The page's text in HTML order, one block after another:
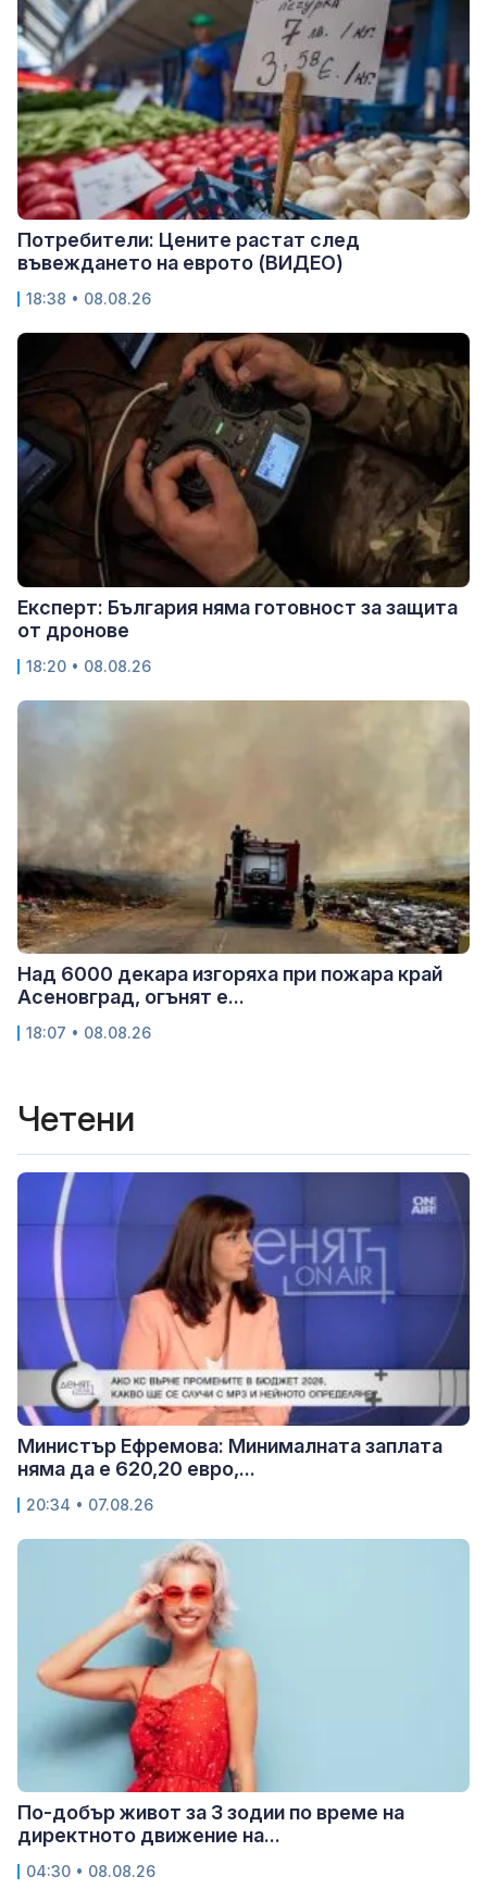
Потребители: Цените растат след
въвеждането на еврото (ВИДЕО)
18:38 • 08.08.26
Експерт: България няма готовност за защита
от дронове
18:20 • 08.08.26
Над 6000 декара изгоряха при пожара край
Асеновград, огънят е...
18:07 • 08.08.26
Четени
Министър Ефремова: Минималната заплата
няма да е 620,20 евро,...
20:34 • 07.08.26
По-добър живот за 3 зодии по време на
директното движение на...
04:30 • 08.08.26